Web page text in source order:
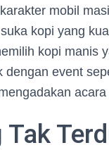
mobil
kopi yang
kopi manis
event
acara